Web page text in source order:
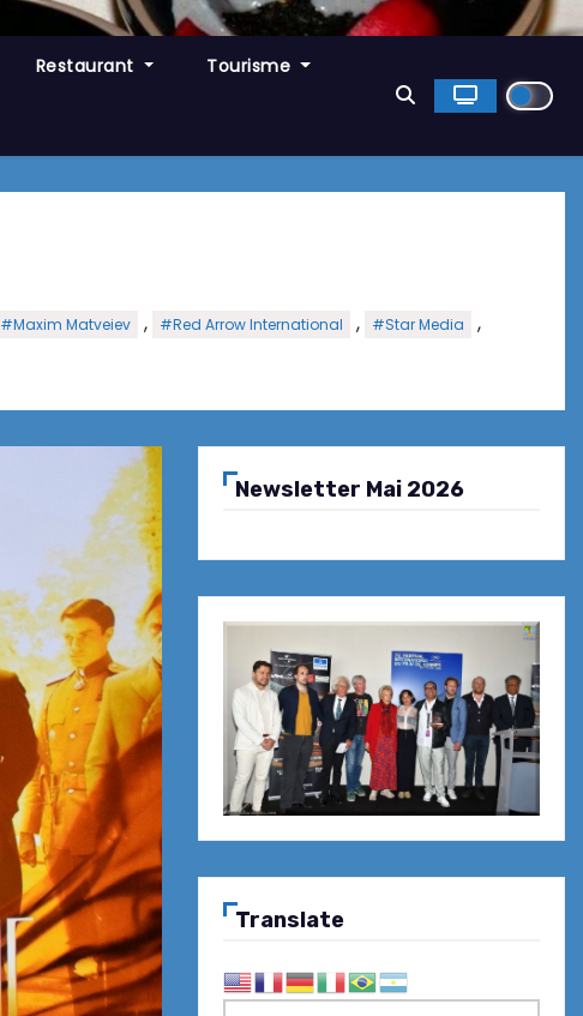
Restaurant Tourisme
#Maxim Matveiev , #Red Arrow International , #Star Media ,
Newsletter Mai 2026
Translate